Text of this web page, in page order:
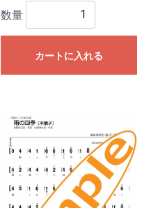
数量
カートに入れる